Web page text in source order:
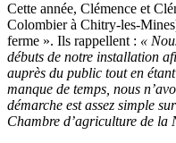
Cette année, Clémence et
Colombier à Chitry-les-
ferme ». Ils rappellent : «
débuts de notre installation
auprès du public tout en
manque de temps, nous
démarche est assez simple
Chambre d’agriculture de la